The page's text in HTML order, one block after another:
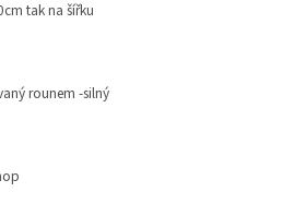
tak na šířku
rounem -silný